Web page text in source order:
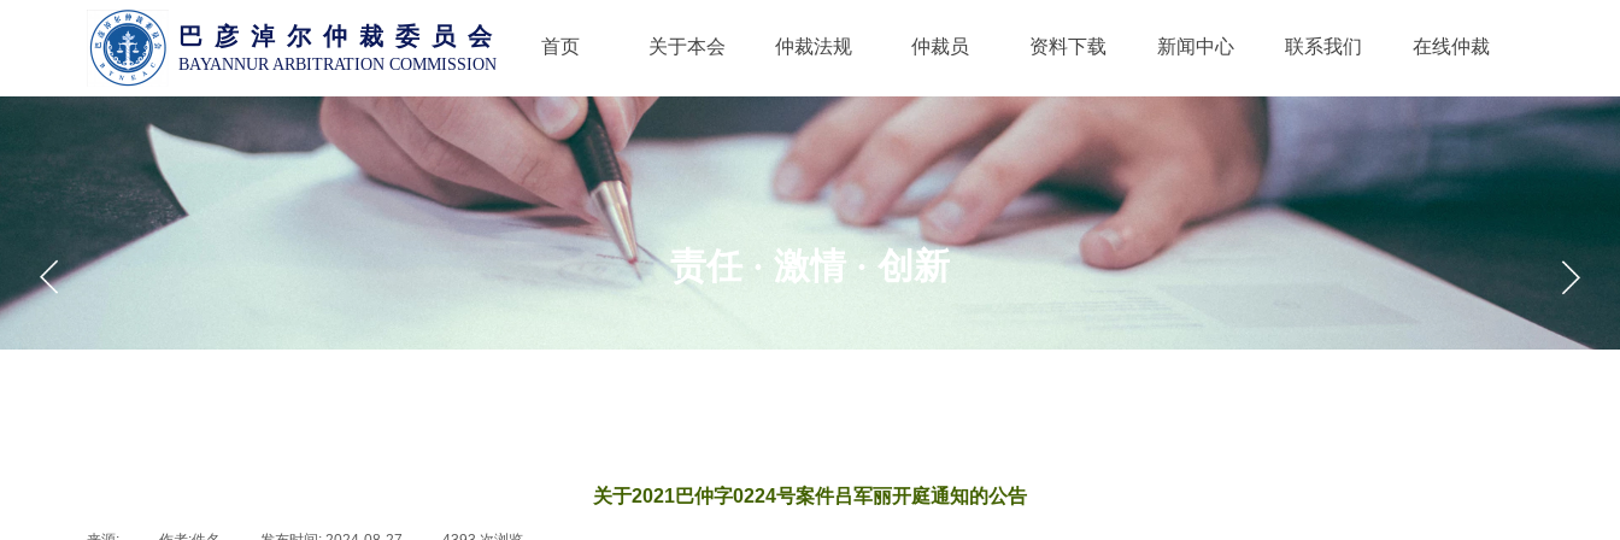
巴 彦 淖 尔 仲 裁 委 员 会
BAYANNUR ARBITRATION COMMISSION
首页 关于本会 仲裁法规 仲裁员 资料下载 新闻中心 联系我们 在线仲裁
责任 · 激情 · 创新
关于2021巴仲字0224号案件吕军丽开庭通知的公告